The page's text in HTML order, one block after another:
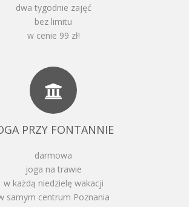
dwa tygodnie zajęć
bez limitu
w cenie 99 zł!
PRZY FONTANNIE
darmowa
joga na trawie
w każdą niedzielę wakacji
samym centrum Poznania